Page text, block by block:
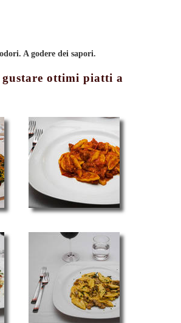
A godere dei sapori.
gustare ottimi piatti a